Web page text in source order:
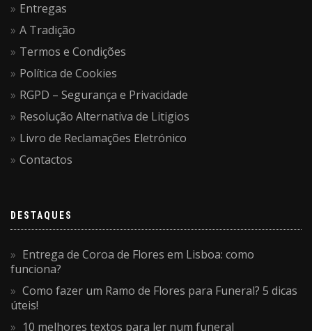
Entregas
A Tradição
Termos e Condições
Política de Cookies
RGPD – Segurança e Privacidade
Resolução Alternativa de Litigios
Livro de Reclamações Eletrónico
Contactos
DESTAQUES
Entrega de Coroa de Flores em Lisboa: como
funciona?
Como fazer um Ramo de Flores para Funeral? 5 dicas
úteis!
10 melhores textos para ler num funeral